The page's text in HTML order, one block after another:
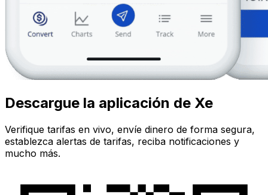
Descargue la aplicación de Xe
Verifique tarifas en vivo, envíe dinero de forma segura,
establezca alertas de tarifas, reciba notificaciones y
mucho más.